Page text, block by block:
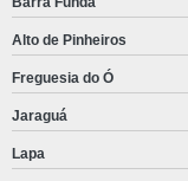
Alto de Pinheiros
Freguesia do Ó
Jaraguá
Lapa